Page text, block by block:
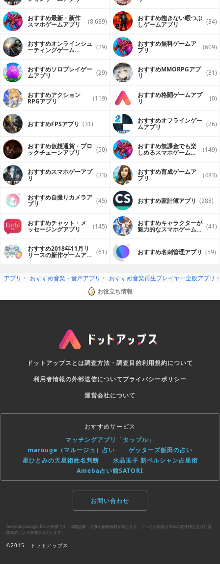
おすすめ最新・新作
スマホゲームアプリ (8,639) おすすめ飽きない暇つぶ
しゲームアプリ (34)
おすすめオンラインシュ
ーティングゲーム (29) おすすめ無料ゲームア
プリ (609)
おすすめソロプレイゲー
ムアプリ (29) おすすめ MMORPGアプ
リ (31)
おすすめアクション
RPGアプリ (119) おすすめ格闘ゲームアプ
リ (0)
おすすめFPSアプリ (31) おすすめオフラインゲー
ムアプリ (26)
おすすめ仮想通貨・ブロ
ックチェーンアプリ (50) おすすめ無課金でも楽
しめるスマホゲームア (149)
おすすめスマホゲーアプ
リ (33) おすすめ育成ゲームア
プリ (483)
おすすめ自撮りカメラア
プリ (45) おすすめ家計簿アプリ (288)
おすすめチャット・メ
ッセージングアプリ (145) おすすめキャラクターが
魅力的なスマホゲームア (41)
おすすめ2018年11月リ
リースの新作ゲームアプ (61) おすすめ名刺管理アプリ (59)
アプリ おすすめ音楽・音声アプリ
おすすめ音楽再生プレイヤー全般アプリ
お役立ち情報
ドットアップスとは調査方法・調査目的利用規約について
利用者情報の外部送信についてプライバシーポリシー
運営会社について
おすすめサービス
マッチングアプリ「タップル」
marouge（マルージュ）占い
ゲッターズ飯田の占い
星ひとみの天星術姓名判断
水晶玉子 新ペルシャン占星術
Ameba占い館SATORI
お問い合わせ
AndroidはGoogle Inc.の商標です。掲載記事・写真の無断転載を禁じます。すべての内容は日本の著作権法並びに国
際条約により保護されています。
©2015 - ドットアップス